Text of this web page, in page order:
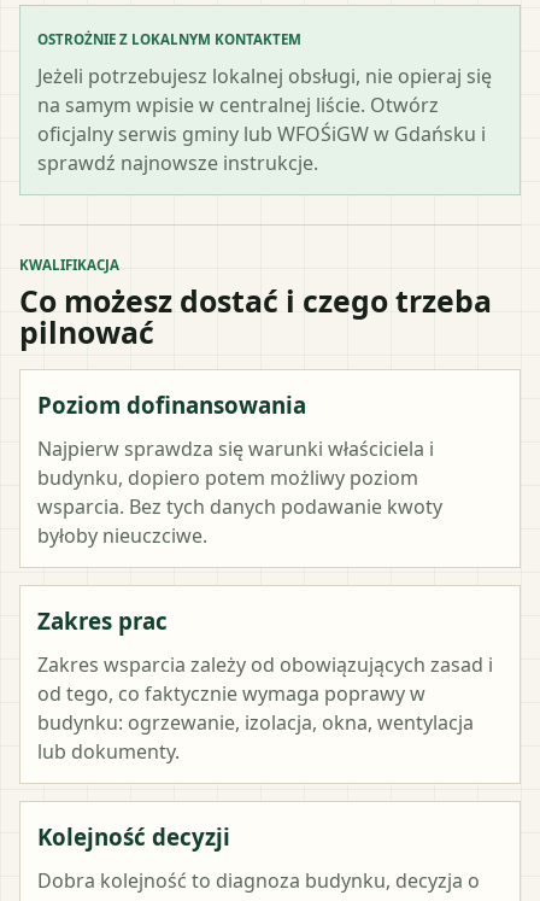
OSTROŻNIE Z LOKALNYM KONTAKTEM
Jeżeli potrzebujesz lokalnej obsługi, nie opieraj się
na samym wpisie w centralnej liście. Otwórz
oficjalny serwis gminy lub WFOŚiGW w Gdańsku i
sprawdź najnowsze instrukcje.
KWALIFIKACJA
Co możesz dostać i czego trzeba
pilnować
Poziom dofinansowania
Najpierw sprawdza się warunki właściciela i
budynku, dopiero potem możliwy poziom
wsparcia. Bez tych danych podawanie kwoty
byłoby nieuczciwe.
Zakres prac
Zakres wsparcia zależy od obowiązujących zasad i
od tego, co faktycznie wymaga poprawy w
budynku: ogrzewanie, izolacja, okna, wentylacja
lub dokumenty.
Kolejność decyzji
Dobra kolejność to diagnoza budynku, decyzja o